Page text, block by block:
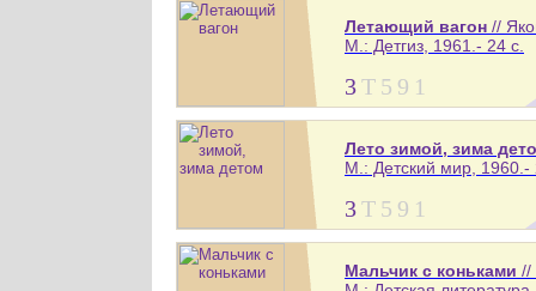
Летающий вагон //
М.: Детгиз, 1961.- 24 с.
3Т 5 9 1
Лето зимой, зима
М.: Детский мир, 1960.-
3Т 5 9 1
Мальчик с коньками //